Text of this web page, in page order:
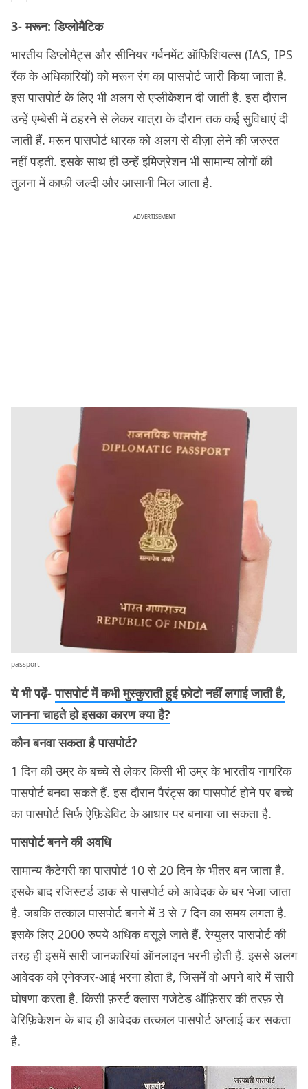
3- मरून: डिप्लोमैटिक
भारतीय डिप्लोमैट्स और सीनियर गर्वनमेंट ऑफ़िशियल्स (IAS, IPS
रैंक के अधिकारियों) को मरून रंग का पासपोर्ट जारी किया जाता है.
इस पासपोर्ट के लिए भी अलग से एप्लीकेशन दी जाती है. इस दौरान
उन्हें एम्बेसी में ठहरने से लेकर यात्रा के दौरान तक कई सुविधाएं दी
जाती हैं. मरून पासपोर्ट धारक को अलग से वीज़ा लेने की ज़रुरत
नहीं पड़ती. इसके साथ ही उन्हें इमिज्रेशन भी सामान्य लोगों की
तुलना में काफ़ी जल्दी और आसानी मिल जाता है.
ADVERTISEMENT
passport
ये भी पढ़ें-पासपोर्ट में कभी मुस्कुराती हुई फ़ोटो नहीं लगाई जाती है,
जानना चाहते हो इसका कारण क्या है?
कौन बनवा सकता है पासपोर्ट?
1 दिन की उम्र के बच्चे से लेकर किसी भी उम्र के भारतीय नागरिक
पासपोर्ट बनवा सकते हैं. इस दौरान पैरंट्स का पासपोर्ट होने पर बच्चे
का पासपोर्ट सिर्फ़ ऐफ़िडेविट के आधार पर बनाया जा सकता है.
पासपोर्ट बनने की अवधि
सामान्य कैटेगरी का पासपोर्ट 10 से 20 दिन के भीतर बन जाता है.
इसके बाद रजिस्टर्ड डाक से पासपोर्ट को आवेदक के घर भेजा जाता
है. जबकि तत्काल पासपोर्ट बनने में 3 से 7 दिन का समय लगता है.
इसके लिए 2000 रुपये अधिक वसूले जाते हैं. रेग्युलर पासपोर्ट की
तरह ही इसमें सारी जानकारियां ऑनलाइन भरनी होती हैं. इससे अलग
आवेदक को एनेक्जर-आई भरना होता है, जिसमें वो अपने बारे में सारी
घोषणा करता है. किसी फ़र्स्ट क्लास गजेटेड ऑफ़िसर की तरफ़ से
वेरिफ़िकेशन के बाद ही आवेदक तत्काल पासपोर्ट अप्लाई कर सकता
है.